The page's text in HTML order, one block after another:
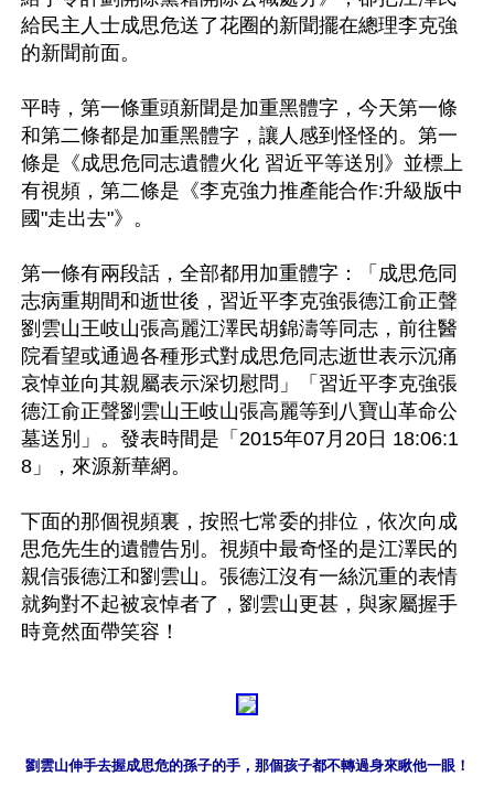
給民主人士成思危送了花圈的新聞擺在總理李克強
的新聞前面。
平時，第一條重頭新聞是加重黑體字，今天第一條
和第二條都是加重黑體字，讓人感到怪怪的。第一
條是《成思危同志遺體火化 習近平等送別》並標上
有視頻，第二條是《李克強力推產能合作:升級版中
國"走出去"》。
第一條有兩段話，全部都用加重體字：「成思危同
志病重期間和逝世後，習近平李克強張德江俞正聲
劉雲山王岐山張高麗江澤民胡錦濤等同志，前往醫
院看望或通過各種形式對成思危同志逝世表示沉痛
哀悼並向其親屬表示深切慰問」「習近平李克強張
德江俞正聲劉雲山王岐山張高麗等到八寶山革命公
墓送別」。發表時間是「2015年07月20日 18:06:1
8」，來源新華網。
下面的那個視頻裏，按照七常委的排位，依次向成
思危先生的遺體告別。視頻中最奇怪的是江澤民的
親信張德江和劉雲山。張德江沒有一絲沉重的表情
就夠對不起被哀悼者了，劉雲山更甚，與家屬握手
劉雲山伸手去握成思危的孫子的手，那個孩子都不轉過身來瞅他一眼！